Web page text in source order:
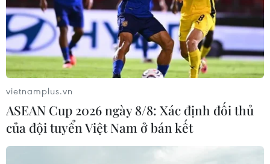
vietnamplus.vn
ASEAN Cup 2026 ngày 8/8: Xác định đối thủ
của đội tuyển Việt Nam ở bán kết